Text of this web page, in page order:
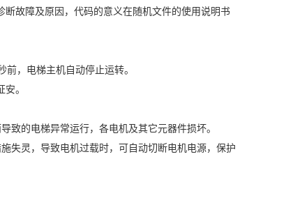
故障及原因，代码的意义在随机文件的使用说明书
，电梯主机自动停止运转。
。
的电梯异常运行，各电机及其它元器件损坏。
失灵，导致电机过载时，可自动切断电机电源，保护